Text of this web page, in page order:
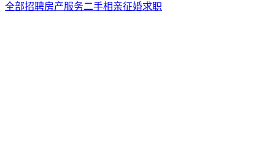
全部招聘房产服务二手相亲征婚求职